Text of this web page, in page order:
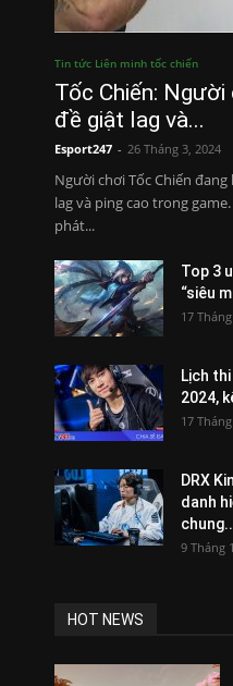
Tin tức Liên minh tốc chiến
Tốc Chiến:
đề giật lag và...
Esport247 - 26 Tháng 3, 2024
Người chơi Tốc Chiến
lag và ping cao trong
phát...
Top 3
“siêu
17
Lịch
2024,
17
DRX
danh
9 Tháng
HOT NEWS